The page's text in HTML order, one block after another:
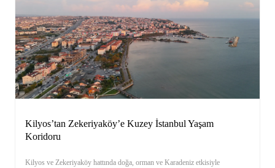
Kilyos’tan Zekeriyaköy’e Kuzey İstanbul Yaşam
Koridoru
Kilyos ve Zekeriyaköy hattında doğa, orman ve Karadeniz etkisiyle